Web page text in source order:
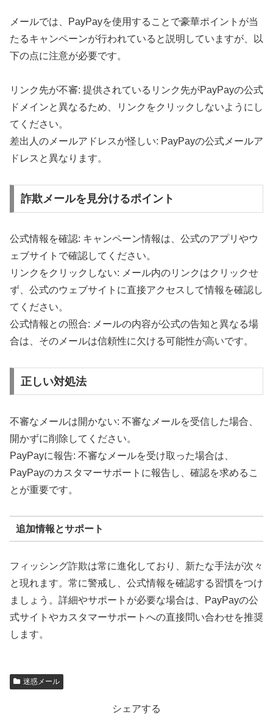
メールでは、PayPayを使用することで豪華ポイントが当
たるキャンペーンが行われていると説明していますが、以
下の点に注意が必要です。
リンク先が不審: 提供されているリンク先がPayPayの公式
ドメインと異なるため、リンクをクリックしないようにし
てください。
差出人のメールアドレスが怪しい: PayPayの公式メールア
ドレスと異なります。
詐欺メールを見分けるポイント
公式情報を確認: キャンペーン情報は、公式のアプリやウ
ェブサイトで確認してください。
リンクをクリックしない: メール内のリンクはクリックせ
ず、公式のウェブサイトに直接アクセスして情報を確認し
てください。
公式情報との照合: メールの内容が公式の告知と異なる場
合は、そのメールは信頼性に欠ける可能性が高いです。
正しい対処法
不審なメールは開かない: 不審なメールを受信した場合、
開かずに削除してください。
PayPayに報告: 不審なメールを受け取った場合は、
PayPayのカスタマーサポートに報告し、確認を求めるこ
とが重要です。
追加情報とサポート
フィッシング詐欺は常に進化しており、新たな手法が次々
と現れます。常に警戒し、公式情報を確認する習慣をつけ
ましょう。詳細やサポートが必要な場合は、PayPayの公
式サイトやカスタマーサポートへの直接問い合わせを推奨
します。
迷惑メール
シェアする